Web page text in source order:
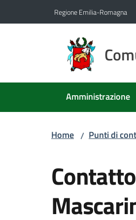
Regione Emilia-Romagna
Amministrazione
Home / Punti di